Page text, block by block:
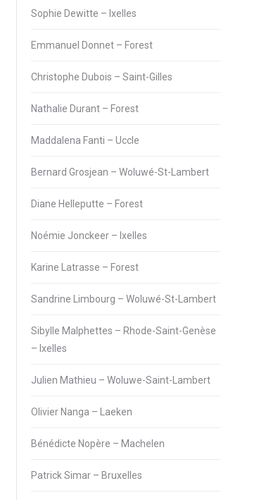
Sophie Dewitte – Ixelles
Emmanuel Donnet – Forest
Christophe Dubois – Saint-Gilles
Nathalie Durant – Forest
Maddalena Fanti – Uccle
Bernard Grosjean – Woluwé-St-Lambert
Diane Helleputte – Forest
Noémie Jonckeer – Ixelles
Karine Latrasse – Forest
Sandrine Limbourg – Woluwé-St-Lambert
Sibylle Malphettes – Rhode-Saint-Genèse
– Ixelles
Julien Mathieu – Woluwe-Saint-Lambert
Olivier Nanga – Laeken
Bénédicte Nopère – Machelen
Patrick Simar – Bruxelles